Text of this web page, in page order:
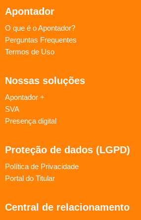
Apontador
O que é o Apontador?
Perguntas Frequentes
Termos de Uso
Nossas soluções
Apontador +
SVA
Presença digital
Proteção de dados (LGPD)
Política de Privacidade
Portal do Titular
Central de relacionamento